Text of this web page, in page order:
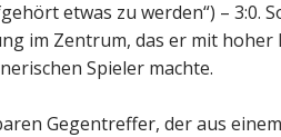
etwas zu werden“) – 3:0.
im Zentrum, das er mit
Spieler machte.
Gegentreffer, der aus